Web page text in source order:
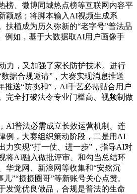
榜、微博同城热点榜等互联网内容平
颖感；将脚本输入AI视频生成系
扶植成为历久弥新的“老字号”普法品
例如，基于大数据取AI用户画像手
，又加强了家长防护技术。进行
据合规邀请”，大赛实现消息推送
推送“防挑和”，AI手艺必需贴合用户
完全打破法令专业门槛高、视频制做
普法必需成立长效运营机制。连
例，大赛组织策动阶段，二是用AI
力实现“打一仗、进一步”，指导AI对
将AI融入做批评审、和勾当总结环
华龙网、新浪网等收集和“安然沉
儿”“摄摄圈哥”等新账号关心点赞。
发觉优良做品，合规是普法的生命